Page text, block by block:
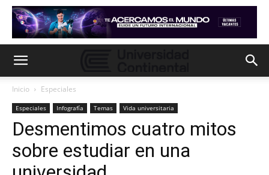
Inicio Especiales
Especiales Infografía Temas Vida universitaria
Desmentimos cuatro mitos
sobre estudiar en una